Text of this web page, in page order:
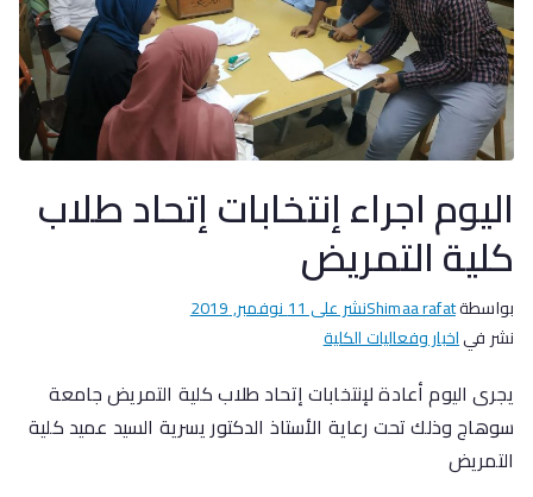
اليوم اجراء إنتخابات إتحاد طلاب
كلية التمريض
بواسطةShimaa rafatنشر على11 نوفمبر, 2019
نشر فياخبار وفعاليات الكلية
يجرى اليوم أعادة لإنتخابات إتحاد طلاب كلية التمريض جامعة
سوهاج وذلك تحت رعاية الأستاذ الدكتور يسرية السيد عميد كلية
التمريض